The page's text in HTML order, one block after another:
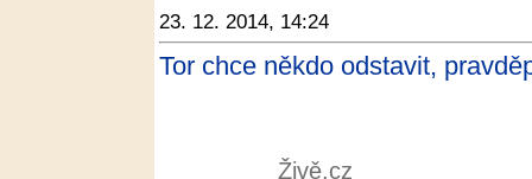
23. 12. 2014, 14:24
Tor chce někdo odstavit,
Živě.cz